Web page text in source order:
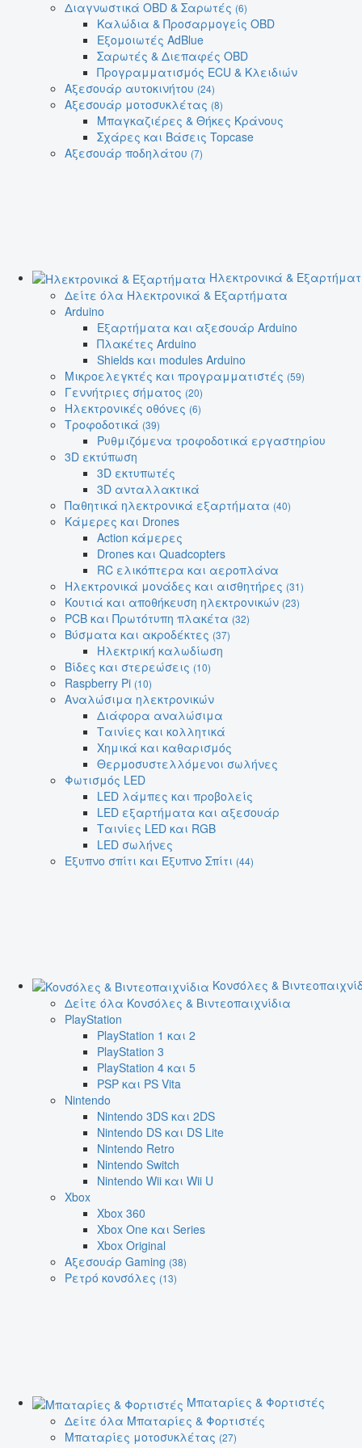
Διαγνωστικά OBD & Σαρωτές (6)
Καλώδια & Προσαρμογείς OBD
Εξομοιωτές AdBlue
Σαρωτές & Διεπαφές OBD
Προγραμματισμός ECU & Κλειδιών
Αξεσουάρ αυτοκινήτου (24)
Αξεσουάρ μοτοσυκλέτας (8)
Μπαγκαζιέρες & Θήκες Κράνους
Σχάρες και Βάσεις Topcase
Αξεσουάρ ποδηλάτου (7)
Ηλεκτρονικά &
Δείτε όλα Ηλεκτρονικά & Εξαρτήματα
Arduino
Εξαρτήματα και αξεσουάρ Arduino
Πλακέτες Arduino
Shields και modules Arduino
Μικροελεγκτές και προγραμματιστές (59)
Γεννήτριες σήματος (20)
Ηλεκτρονικές οθόνες (6)
Τροφοδοτικά (39)
Ρυθμιζόμενα τροφοδοτικά εργαστηρίου
3D εκτύπωση
3D εκτυπωτές
3D ανταλλακτικά
Παθητικά ηλεκτρονικά εξαρτήματα (40)
Κάμερες και Drones
Action κάμερες
Drones και Quadcopters
RC ελικόπτερα και αεροπλάνα
Ηλεκτρονικά μονάδες και αισθητήρες (31)
Κουτιά και αποθήκευση ηλεκτρονικών (23)
PCB και Πρωτότυπη πλακέτα (32)
Βύσματα και ακροδέκτες (37)
Ηλεκτρική καλωδίωση
Βίδες και στερεώσεις (10)
Raspberry Pi (10)
Αναλώσιμα ηλεκτρονικών
Διάφορα αναλώσιμα
Ταινίες και κολλητικά
Χημικά και καθαρισμός
Θερμοσυστελλόμενοι σωλήνες
Φωτισμός LED
LED λάμπες και προβολείς
LED εξαρτήματα και αξεσουάρ
Ταινίες LED και RGB
LED σωλήνες
Έξυπνο σπίτι και Έξυπνο Σπίτι (44)
Κονσόλες &
Δείτε όλα Κονσόλες & Βιντεοπαιχνίδια
PlayStation
PlayStation 1 και 2
PlayStation 3
PlayStation 4 και 5
PSP και PS Vita
Nintendo
Nintendo 3DS και 2DS
Nintendo DS και DS Lite
Nintendo Retro
Nintendo Switch
Nintendo Wii και Wii U
Xbox
Xbox 360
Xbox One και Series
Xbox Original
Αξεσουάρ Gaming (38)
Ρετρό κονσόλες (13)
Μπαταρίες & Φορτιστές
Δείτε όλα Μπαταρίες & Φορτιστές
Μπαταρίες μοτοσυκλέτας (27)